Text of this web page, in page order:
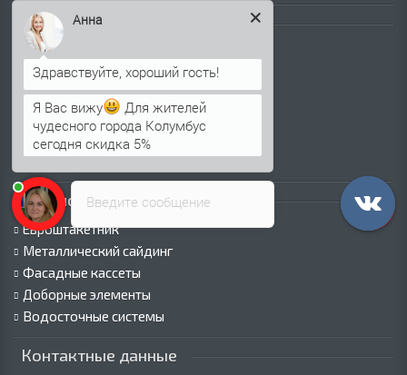
Каталог продукции
Профнастил для крыши
Профнастил для забора
Стеновой профнастил
Кровельные сэндвич-панели
Стеновые сэндвич-панели
Металлочерепица
Каталог продукции
Евроштакетник
Металлический сайдинг
Фасадные кассеты
Доборные элементы
Водосточные системы
Контактные данные
Введите сообщение
Анна
Я Вас вижу
Для жителей
чудесного города Колумбус
сегодня скидка 5%